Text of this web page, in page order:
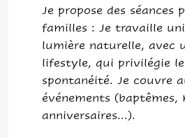
Je propose des séances
familles : Je travaille
lumière naturelle, avec
lifestyle, qui privilégie
spontanéité. Je couvre
événements (baptêmes,
anniversaires...).